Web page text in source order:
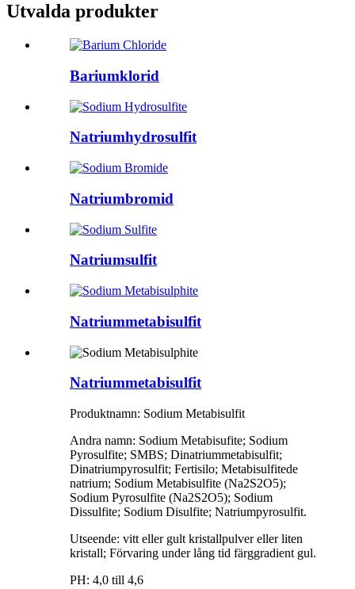
Utvalda produkter
Bariumklorid
Natriumhydrosulfit
Natriumbromid
Natriumsulfit
Natriummetabisulfit
Natriummetabisulfit
Produktnamn: Sodium Metabisulfit
Andra namn: Sodium Metabisufite; Sodium
Pyrosulfite; SMBS; Dinatriummetabisulfit;
Dinatriumpyrosulfit; Fertisilo; Metabisulfitede
natrium; Sodium Metabisulfite (Na2S2O5);
Sodium Pyrosulfite (Na2S2O5); Sodium
Dissulfite; Sodium Disulfite; Natriumpyrosulfit.
Utseende: vitt eller gult kristallpulver eller liten
kristall; Förvaring under lång tid färggradient gul.
PH: 4,0 till 4,6